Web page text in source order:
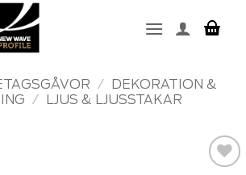
/ DEKORATION &
/ LJUS & LJUSSTAKAR